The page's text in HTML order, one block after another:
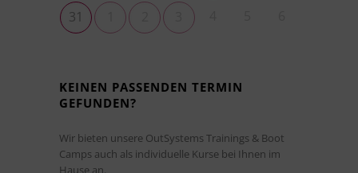
31
KEINEN PASSENDEN TERMIN
GEFUNDEN?
Wir bieten unsere OutSystems Trainings & Boot
Camps auch als individuelle Kurse bei Ihnen im
Hause an.